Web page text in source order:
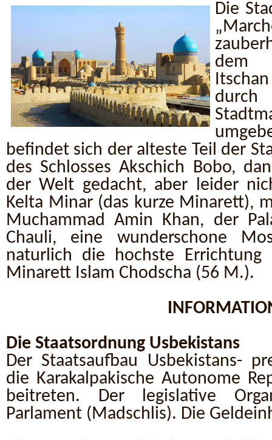
Die
dem
befindet sich der alteste Teil der
des Schlosses Akschich Bobo,
der Welt gedacht, aber leider
Kelta Minar (das kurze Minarett),
Muchammad Amin Khan, der
Chauli, eine wunderschone
naturlich die hochste Errichtung
Minarett Islam Chodscha (56 M.).
Die Staatsordnung Usbekistans
Der Staatsaufbau Usbekistans-
die Karakalpakische Autonome
beitreten. Der legislative
Parlament (Madschlis). Die